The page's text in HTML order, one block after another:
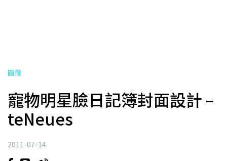
圖像
寵物明星臉日記簿封面設計 –
teNeues
2011-07-14